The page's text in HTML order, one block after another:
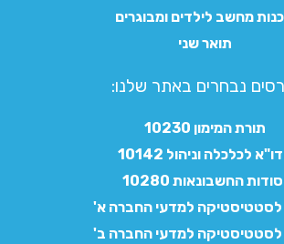
מחשב לילדים ומבוגרים
תואר שני
נבחרים באתר שלנו:​
תורת המימון 10230
לכלכלה וניהול 10142
החשבונאות 10280
לסטטיסטיקה למדעי החברה א'
לסטטיסטיקה למדעי החברה ב'